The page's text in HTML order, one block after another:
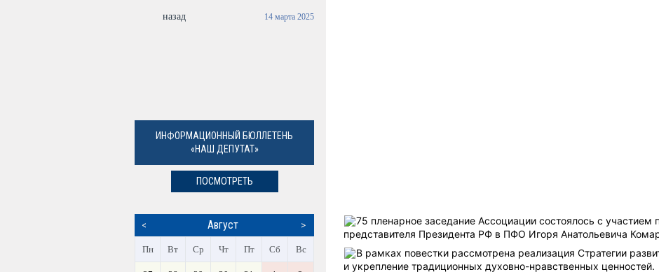
назад 14 марта 2025
ИНФОРМАЦИОННЫЙ БЮЛЛЕТЕНЬ
«НАШ ДЕПУТАТ»
ПОСМОТРЕТЬ
< >
Август
Пн Вт Ср Чт Пт Сб Вс
75 пленарное заседание Ассоциации состоялось с участием
представителя Президента РФ в ПФО Игоря Анатольевича
В рамках повестки рассмотрена реализация Стратегии
и укрепление традиционных духовно-нравственных ценностей.